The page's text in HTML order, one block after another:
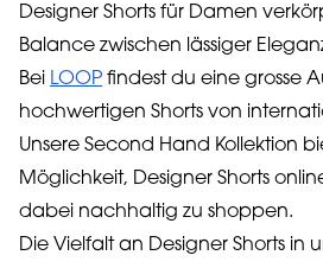
Designer Shorts für Damen
Balance zwischen lässiger
Bei LOOP findest du eine grosse
hochwertigen Shorts von
Unsere Second Hand Kollektion
Möglichkeit, Designer Shorts
dabei nachhaltig zu shoppen.
Die Vielfalt an Designer Shorts in